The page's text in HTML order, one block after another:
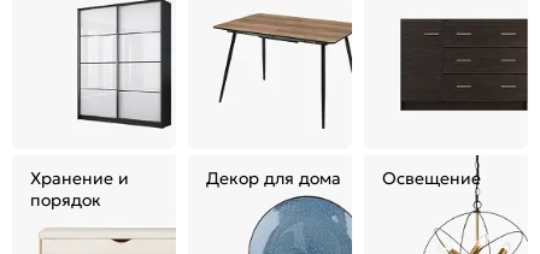
Хранение и
порядок
Декор для дома Освещение